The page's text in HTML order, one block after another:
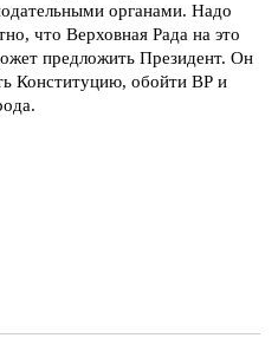
органами. Надо
что Верховная Рада на это
предложить Президент. Он
Конституцию, обойти ВР и